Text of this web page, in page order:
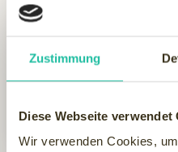
Zustimmung
Diese Webseite verwendet
Wir verwenden Cookies,
LifeStyle Resort Zum
3 Nächte - Fine Dining &
484